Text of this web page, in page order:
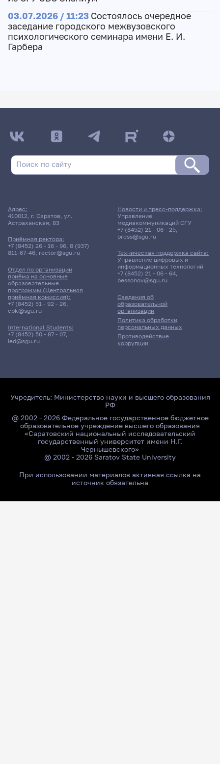
03.07.2026 / 11:23 Состоялось очередное
заседание городского межвузовского
психологического семинара имени Е. И.
Гарбера
Адрес:
410012, г. Саратов, ул.
Астраханская, 83
Приёмная ректора:
+7 (8452) 26 - 16 - 96, 8 (937)
811-67-46, rector@sgu.ru
Отдел по организации
приёма на основные
образовательные
программы (Центральная
приёмная комиссия):
+7 (8452) 51 - 92 - 26,
cpk@sgu.ru
International Students:
+7 (8452) 50 - 87 - 07,
ied@sgu.ru
Сведения об
образовательной
организации
Политика обработки
персональных данных
Противодействие
коррупции
Новости и пресс-поддержка:
Управление
медиакоммуникаций СГУ
+7 (8452) 21 - 06 - 25,
press@sgu.ru
Техническая поддержка сайта:
Управление цифровых и
информационных технологий
+7 (8452) 21 - 06 - 64,
bessonov@sgu.ru
Учредитель: Министерство науки и высшего образования
РФ
@ 2002 - 2026 Федеральное государственное бюджетное
образовательное учреждение высшего образования
«Саратовский национальный исследовательский
государственный университет имени Н.Г.
Чернышевского»
@ 2002 - 2026 Saratov State University
При использовании материалов активная ссылка на
источник обязательна